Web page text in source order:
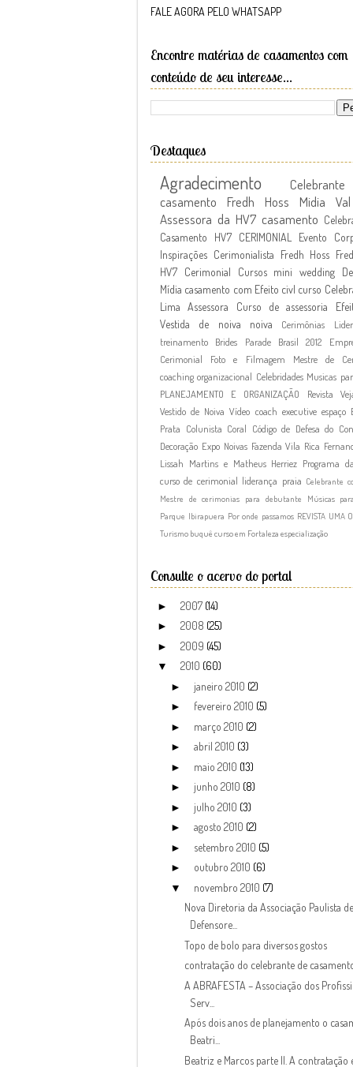
FALE AGORA PELO WHATSAPP
Encontre matérias de casamentos com
conteúdo de seu interesse...
Destaques
Agradecimento
casamento Fredh Hoss
Midia
Assessora da HV7 casamento
Casamento
HV7 CERIMONIAL
Evento
Inspirações Cerimonialista Fredh Hoss
HV7 Cerimonial Cursos mini wedding
Mídia casamento com Efeito civl curso
Lima Assessora
Curso de assessoria
Vestida de noiva
noiva Cerimônias
treinamento
Brides Parade Brasil 2012
Cerimonial
Foto e Filmagem
Mestre de
coaching organizacional Celebridades Musicas
PLANEJAMENTO E ORGANIZAÇÃO
Revista
Vestido de Noiva Vídeo coach executive espaço
Prata Colunista Coral Código de Defesa do
Decoração Expo Noivas Fazenda Vila Rica
Lissah Martins e Matheus Herriez Programa
curso de cerimonial liderança praia Celebrante
Mestre de cerimonias para debutante Músicas
Parque Ibirapuera Por onde passamos REVISTA UMA
Turismo buquê curso em Fortaleza especialização
Consulte o acervo do portal
► 2007 (14)
► 2008 (25)
► 2009 (45)
▼ 2010 (60)
► janeiro 2010 (2)
► fevereiro 2010 (5)
► março 2010 (2)
► abril 2010 (3)
► maio 2010 (13)
► junho 2010 (8)
► julho 2010 (3)
► agosto 2010 (2)
► setembro 2010 (5)
► outubro 2010 (6)
▼ novembro 2010 (7)
Nova Diretoria da Associação Paulista de
Defensore...
Topo de bolo para diversos gostos
contratação do celebrante de
A ABRAFESTA – Associação dos
Serv...
Após dois anos de planejamento o
Beatri...
Beatriz e Marcos parte II. A contratação